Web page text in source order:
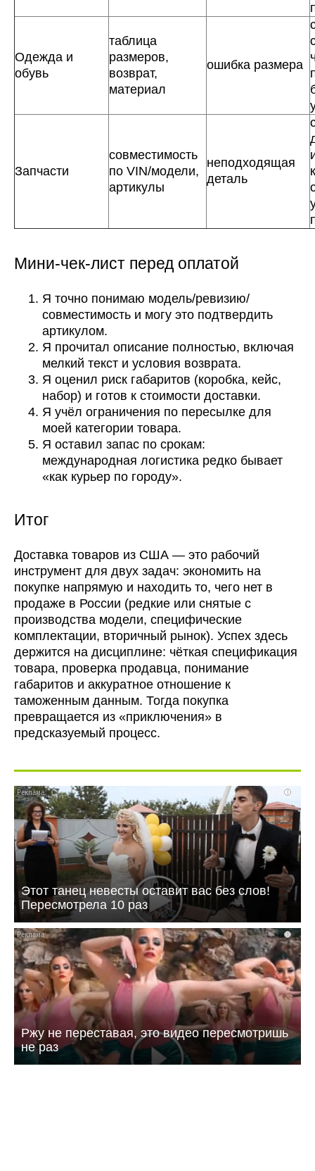
Одежда и
обувь
таблица
размеров,
возврат,
материал
ошибка размера
Запчасти
совместимость
по VIN/модели,
артикулы
неподходящая
деталь
Мини-чек-лист перед оплатой
Я точно понимаю модель/ревизию/
совместимость и могу это подтвердить
артикулом.
Я прочитал описание полностью, включая
мелкий текст и условия возврата.
Я оценил риск габаритов (коробка, кейс,
набор) и готов к стоимости доставки.
Я учёл ограничения по пересылке для
моей категории товара.
Я оставил запас по срокам:
международная логистика редко бывает
«как курьер по городу».
Итог
Доставка товаров из США — это рабочий
инструмент для двух задач: экономить на
покупке напрямую и находить то, чего нет в
продаже в России (редкие или снятые с
производства модели, специфические
комплектации, вторичный рынок). Успех здесь
держится на дисциплине: чёткая спецификация
товара, проверка продавца, понимание
габаритов и аккуратное отношение к
таможенным данным. Тогда покупка
превращается из «приключения» в
предсказуемый процесс.
i
Этот танец невесты оставит вас без слов!
Пересмотрела 10 раз
i
Ржу не переставая, это видео пересмотришь
не раз